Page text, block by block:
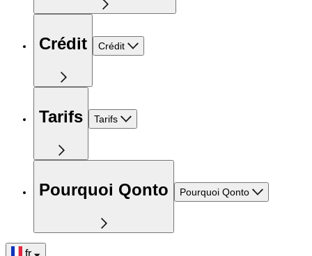
Crédit Crédit
Tarifs Tarifs
Pourquoi Qonto Pourquoi Qonto
fr